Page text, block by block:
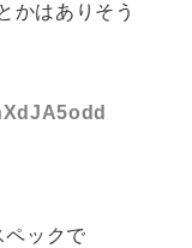
かはありそう
ペックで